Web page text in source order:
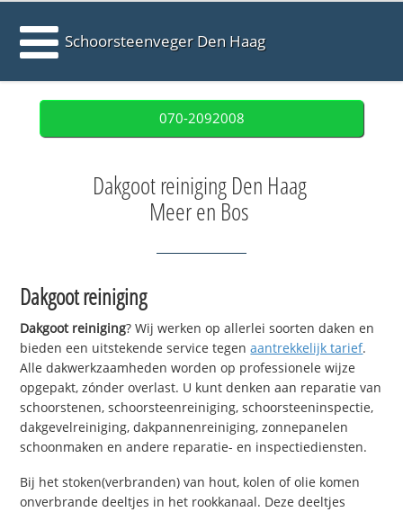
Schoorsteenveger Den Haag
070-2092008
Dakgoot reiniging Den Haag
Meer en Bos
Dakgoot reiniging
Dakgoot reiniging? Wij werken op allerlei soorten daken en
bieden een uitstekende service tegenaantrekkelijk tarief.
Alle dakwerkzaamheden worden op professionele wijze
opgepakt, zónder overlast. U kunt denken aan reparatie van
schoorstenen, schoorsteenreiniging, schoorsteeninspectie,
dakgevelreiniging, dakpannenreiniging, zonnepanelen
schoonmaken en andere reparatie- en inspectiediensten.
Bij het stoken(verbranden) van hout, kolen of olie komen
onverbrande deeltjes in het rookkanaal. Deze deeltjes